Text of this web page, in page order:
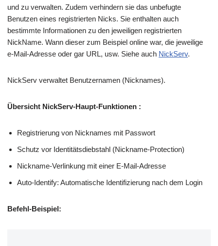
und zu verwalten. Zudem verhindern sie das unbefugte
Benutzen eines registrierten Nicks. Sie enthalten auch
bestimmte Informationen zu den jeweiligen registrierten
NickName. Wann dieser zum Beispiel online war, die jeweilige
e-Mail-Adresse oder gar URL, usw. Siehe auch NickServ.
NickServ verwaltet Benutzernamen (Nicknames).
Übersicht NickServ-Haupt-Funktionen :
Registrierung von Nicknames mit Passwort
Schutz vor Identitätsdiebstahl (Nickname-Protection)
Nickname-Verlinkung mit einer E-Mail-Adresse
Auto-Identify: Automatische Identifizierung nach dem Login
Befehl-Beispiel: